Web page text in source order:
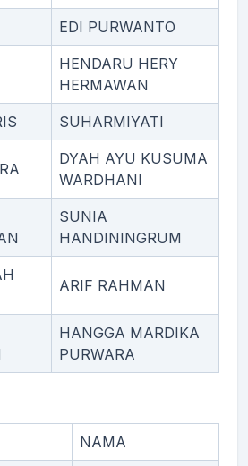
EDI PURWANTO
HENDARU HERY
HERMAWAN
SUHARMIYATI
DYAH AYU KUSUMA
WARDHANI
SUNIA
HANDININGRUM
ARIF RAHMAN
HANGGA MARDIKA
PURWARA
NAMA